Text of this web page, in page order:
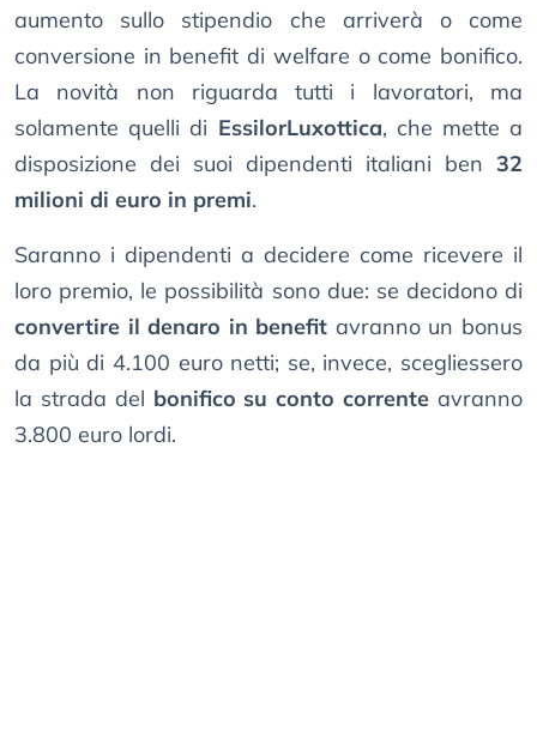
aumento sullo stipendio che arriverà o come
conversione in benefit di welfare o come bonifico.
La novità non riguarda tutti i lavoratori, ma
solamente quelli di EssilorLuxottica, che mette a
disposizione dei suoi dipendenti italiani ben 32
milioni di euro in premi.
Saranno i dipendenti a decidere come ricevere il
loro premio, le possibilità sono due: se decidono di
convertire il denaro in benefit avranno un bonus
da più di 4.100 euro netti; se, invece, scegliessero
la strada del bonifico su conto corrente avranno
3.800 euro lordi.